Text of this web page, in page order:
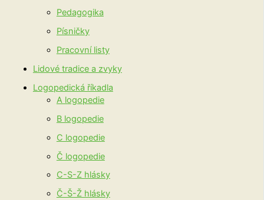
Pedagogika
Písničky
Pracovní listy
Lidové tradice a zvyky
Logopedická říkadla
A logopedie
B logopedie
C logopedie
Č logopedie
C-S-Z hlásky
Č-Š-Ž hlásky